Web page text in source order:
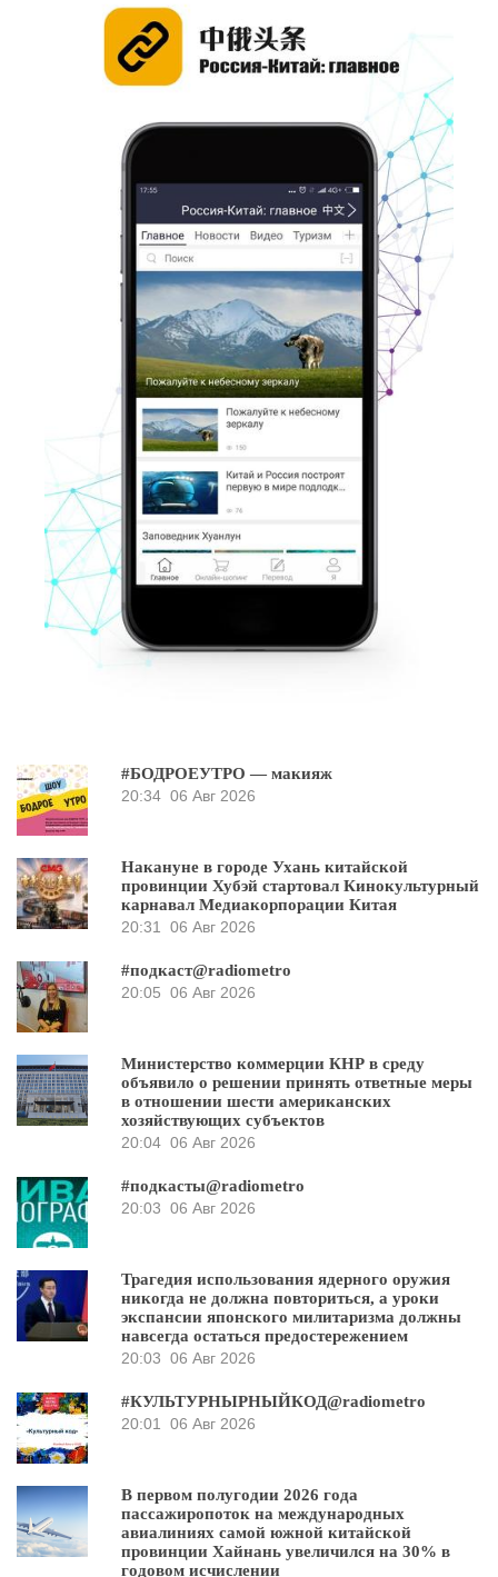
#БОДРОЕУТРО — макияж
20:34 06 Авг 2026
Накануне в городе Ухань китайской
провинции Хубэй стартовал Кинокультурный
карнавал Медиакорпорации Китая
20:31
06 Авг 2026
#подкаст@radiometro
20:05 06 Авг 2026
Министерство коммерции КНР в среду
объявило о решении принять ответные меры
в отношении шести американских
хозяйствующих субъектов
20:04 06 Авг 2026
#подкасты@radiometro
20:03 06 Авг 2026
Трагедия использования ядерного оружия
никогда не должна повториться, а уроки
экспансии японского милитаризма должны
навсегда остаться предостережением
20:03 06 Авг 2026
#КУЛЬТУРНЫРНЫЙКОД@radiometro
20:01
06 Авг 2026
В первом полугодии 2026 года
пассажиропоток на международных
авиалиниях самой южной китайской
провинции Хайнань увеличился на 30% в
годовом исчислении